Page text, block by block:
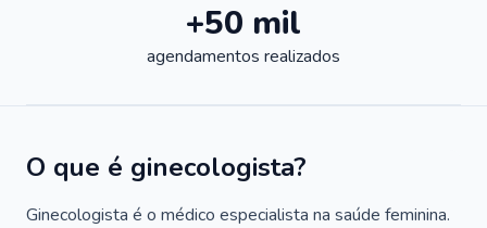
+50 mil
agendamentos realizados
O que é ginecologista?
Ginecologista é o médico especialista na saúde feminina.